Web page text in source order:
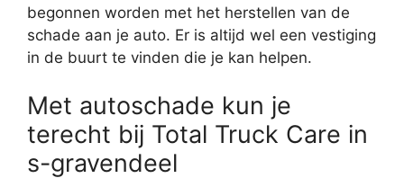
begonnen worden met het herstellen van de
schade aan je auto. Er is altijd wel een vestiging
in de buurt te vinden die je kan helpen.
Met autoschade kun je
terecht bij Total Truck Care in
s-gravendeel